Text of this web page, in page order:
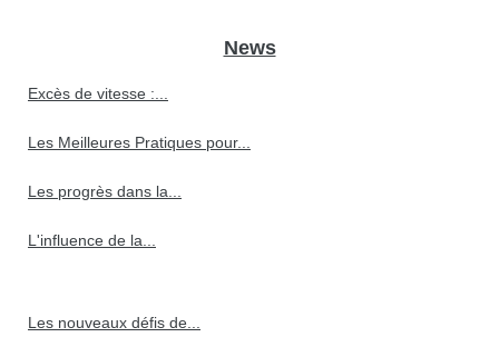
News
Excès de vitesse :...
Les Meilleures Pratiques pour...
Les progrès dans la...
L'influence de la...
Les nouveaux défis de...